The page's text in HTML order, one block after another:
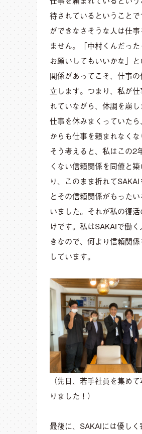
待されているということ
ができなさそうな人は仕
ません。「中村くんだった
お願いしてもいいかな」
関係があってこそ、仕事
立します。つまり、私が仕
れていながら、体調を崩し
仕事を休みまくっていた
からも仕事を頼まれなくな
そう考えると、私はこの2
くない信頼関係を同僚と
り、このまま折れてSAKAI
とその信頼関係がもった
いました。それが私の復
けです。私はSAKAIで働
きなので、何より信頼関
しています。
（先日、若手社員を集め
りました！）
最後に、SAKAIには優しく